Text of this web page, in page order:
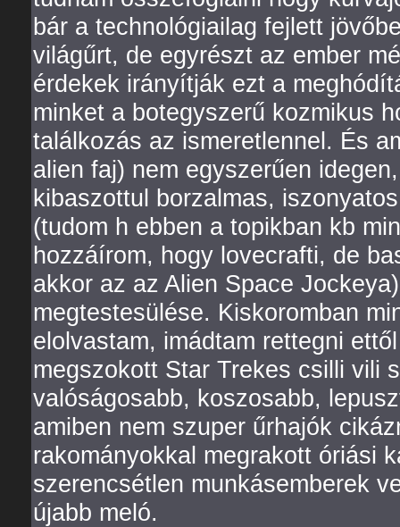
bár a technológiailag fejlett
világűrt, de egyrészt az ember
érdekek irányítják ezt a
minket a botegyszerű kozmikus
találkozás az ismeretlennel. És
alien faj) nem egyszerűen
kibaszottul borzalmas,
(tudom h ebben a topikban kb
hozzáírom, hogy lovecrafti, de
akkor az az Alien Space
megtestesülése. Kiskoromban
elolvastam, imádtam rettegni
megszokott Star Trekes csilli vili
valóságosabb, koszosabb,
amiben nem szuper űrhajók
rakományokkal megrakott óriási
szerencsétlen munkásemberek
újabb meló.